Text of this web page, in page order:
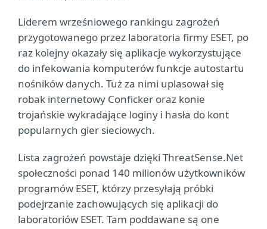
Liderem wrześniowego rankingu zagrożeń
przygotowanego przez laboratoria firmy ESET, po
raz kolejny okazały się aplikacje wykorzystujące
do infekowania komputerów funkcje autostartu
nośników danych. Tuż za nimi uplasował się
robak internetowy Conficker oraz konie
trojańskie wykradające loginy i hasła do kont
popularnych gier sieciowych.
Lista zagrożeń powstaje dzięki ThreatSense.Net
społeczności ponad 140 milionów użytkowników
programów ESET, którzy przesyłają próbki
podejrzanie zachowujących się aplikacji do
laboratoriów ESET. Tam poddawane są one